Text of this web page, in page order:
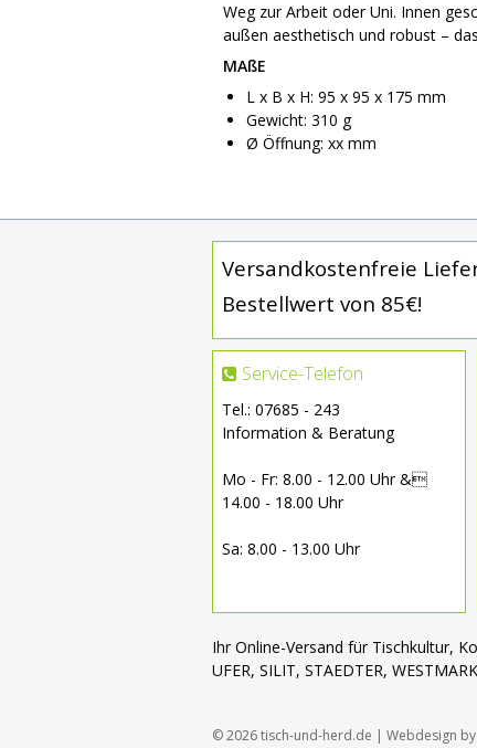
Weg zur Arbeit oder Uni. Innen
außen aesthetisch und robust –
MAßE
L x B x H: 95 x 95 x 175 mm
Gewicht: 310 g
Ø Öffnung: xx mm
Versandkostenfreie
Bestellwert von 85€!
Service-Telefon
Tel.: 07685 - 243
Information & Beratung
Mo - Fr: 8.00 - 12.00 Uhr &
14.00 - 18.00 Uhr
Sa: 8.00 - 13.00 Uhr
Ihr Online-Versand für Tischkultur,
UFER, SILIT, STAEDTER,
© 2026 tisch-und-herd.de | Webdesign